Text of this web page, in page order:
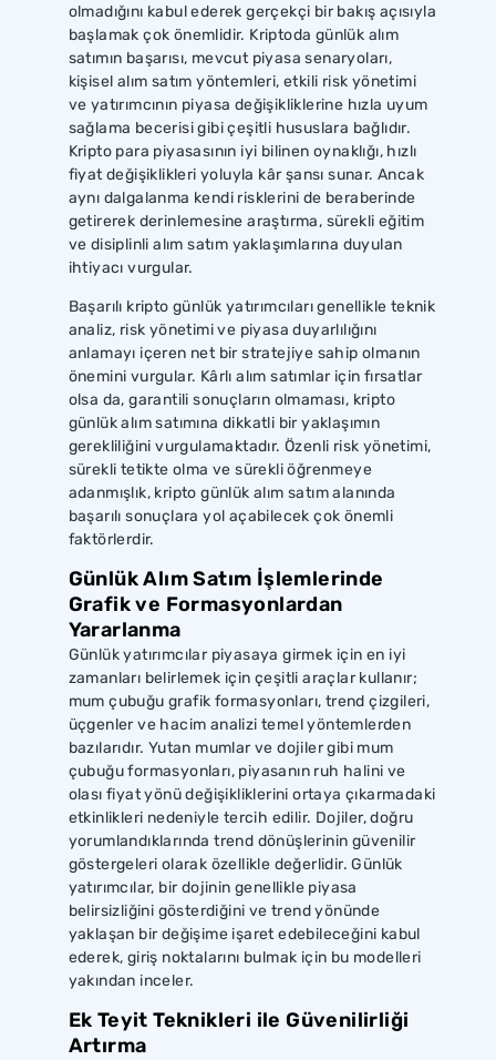
olmadığını kabul ederek gerçekçi bir bakış açısıyla
başlamak çok önemlidir. Kriptoda günlük alım
satımın başarısı, mevcut piyasa senaryoları,
kişisel alım satım yöntemleri, etkili risk yönetimi
ve yatırımcının piyasa değişikliklerine hızla uyum
sağlama becerisi gibi çeşitli hususlara bağlıdır.
Kripto para piyasasının iyi bilinen oynaklığı, hızlı
fiyat değişiklikleri yoluyla kâr şansı sunar. Ancak
aynı dalgalanma kendi risklerini de beraberinde
getirerek derinlemesine araştırma, sürekli eğitim
ve disiplinli alım satım yaklaşımlarına duyulan
ihtiyacı vurgular.
Başarılı kripto günlük yatırımcıları genellikle teknik
analiz, risk yönetimi ve piyasa duyarlılığını
anlamayı içeren net bir stratejiye sahip olmanın
önemini vurgular. Kârlı alım satımlar için fırsatlar
olsa da, garantili sonuçların olmaması, kripto
günlük alım satımına dikkatli bir yaklaşımın
gerekliliğini vurgulamaktadır. Özenli risk yönetimi,
sürekli tetikte olma ve sürekli öğrenmeye
adanmışlık, kripto günlük alım satım alanında
başarılı sonuçlara yol açabilecek çok önemli
faktörlerdir.
Günlük Alım Satım İşlemlerinde
Grafik ve Formasyonlardan
Yararlanma
Günlük yatırımcılar piyasaya girmek için en iyi
zamanları belirlemek için çeşitli araçlar kullanır;
mum çubuğu grafik formasyonları, trend çizgileri,
üçgenler ve hacim analizi temel yöntemlerden
bazılarıdır. Yutan mumlar ve dojiler gibi mum
çubuğu formasyonları, piyasanın ruh halini ve
olası fiyat yönü değişikliklerini ortaya çıkarmadaki
etkinlikleri nedeniyle tercih edilir. Dojiler, doğru
yorumlandıklarında trend dönüşlerinin güvenilir
göstergeleri olarak özellikle değerlidir. Günlük
yatırımcılar, bir dojinin genellikle piyasa
belirsizliğini gösterdiğini ve trend yönünde
yaklaşan bir değişime işaret edebileceğini kabul
ederek, giriş noktalarını bulmak için bu modelleri
yakından inceler.
Ek Teyit Teknikleri ile Güvenilirliği
Artırma